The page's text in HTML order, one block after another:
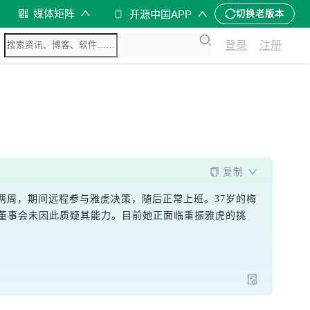
媒体矩阵 开源中国APP 切换老版本
登录 注册
复制
，期间远程参与雅虎决策，随后正常上班。37岁的梅
事会未因此质疑其能力。目前她正面临重振雅虎的挑